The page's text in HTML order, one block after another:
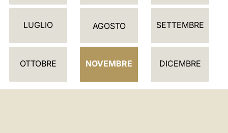
D
R
LUGLIO AGOSTO SETTEMBRE
OTTOBRE NOVEMBRE DICEMBRE